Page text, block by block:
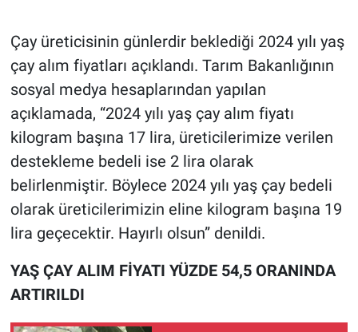
Çay üreticisinin günlerdir beklediği 2024 yılı yaş
çay alım fiyatları açıklandı. Tarım Bakanlığının
sosyal medya hesaplarından yapılan
açıklamada, “2024 yılı yaş çay alım fiyatı
kilogram başına 17 lira, üreticilerimize verilen
destekleme bedeli ise 2 lira olarak
belirlenmiştir. Böylece 2024 yılı yaş çay bedeli
olarak üreticilerimizin eline kilogram başına 19
lira geçecektir. Hayırlı olsun” denildi.
YAŞ ÇAY ALIM FİYATI YÜZDE 54,5 ORANINDA
ARTIRILDI